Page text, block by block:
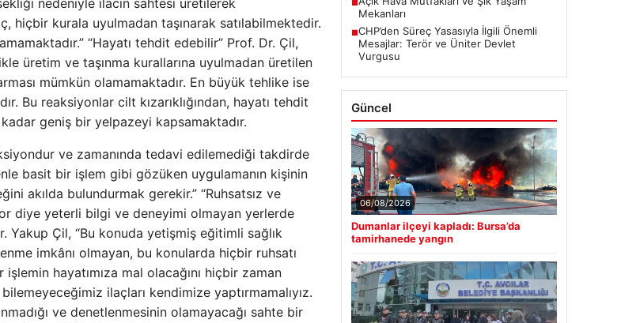
nedeniyle ilacın sahtesi üretilerek
hiçbir kurala uyulmadan taşınarak satılabilmektedir.
“Hayatı tehdit edebilir” Prof. Dr. Çil,
üretim ve taşınma kurallarına uyulmadan üretilen
mümkün olamamaktadır. En büyük tehlike ise
Bu reaksiyonlar cilt kızarıklığından, hayatı tehdit
geniş bir yelpazeyi kapsamaktadır.
ve zamanında tedavi edilemediği takdirde
basit bir işlem gibi gözüken uygulamanın kişinin
akılda bulundurmak gerekir.” “Ruhsatsız ve
diye yeterli bilgi ve deneyimi olmayan yerlerde
Yakup Çil, “Bu konuda yetişmiş eğitimli sağlık
imkânı olmayan, bu konularda hiçbir ruhsatı
hayatımıza mal olacağını hiçbir zaman
ilaçları kendimize yaptırmamalıyız.
ve denetlenmesinin olamayacağı sahte bir
■
Mekanları
■CHP’den Süreç Yasasıyla İlgili Önemli
Mesajlar: Terör ve Üniter Devlet
Vurgusu
Güncel
06/08/2026
Dumanlar ilçeyi kapladı: Bursa’da
tamirhanede yangın